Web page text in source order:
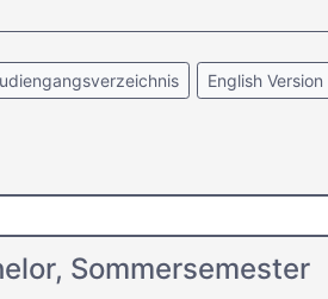
English Version
Sommersemester